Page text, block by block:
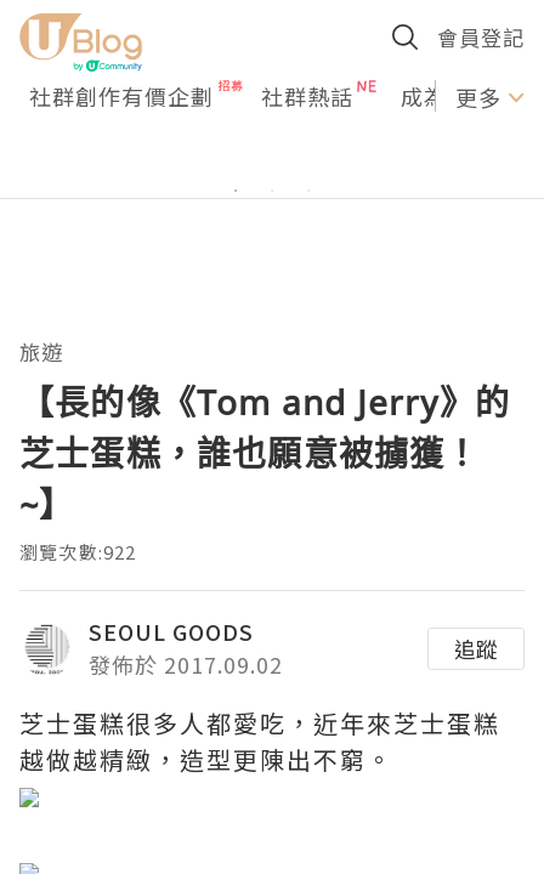
會員登記
社群創作有價企劃 社群熱話 成為U更多
旅遊
【長的像《Tom and Jerry》的
芝士蛋糕，誰也願意被擄獲！
~】
瀏覽次數:922
SEOUL GOODS
發佈於 2017.09.02
追蹤
芝士蛋糕很多人都愛吃，近年來芝士蛋糕
越做越精緻，造型更陳出不窮。